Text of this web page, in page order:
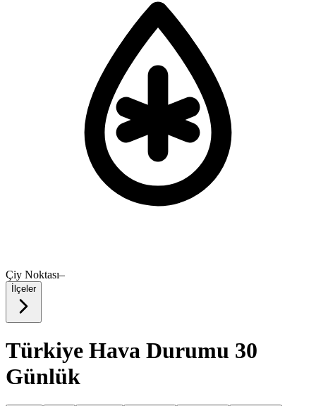
Çiy Noktası–
İlçeler
Türkiye Hava Durumu 30
Günlük